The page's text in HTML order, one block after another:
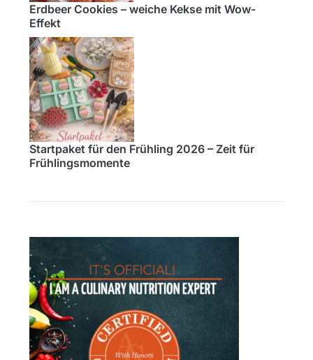
Erdbeer Cookies – weiche Kekse mit Wow-
Effekt
Startpaket für den Frühling 2026 – Zeit für
Frühlingsmomente